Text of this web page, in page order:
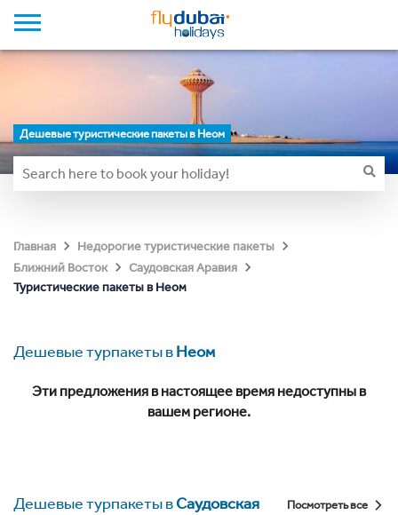
Дешевые туристические пакеты в Неом
Главная
Недорогие туристические пакеты
Ближний Восток
Саудовская Аравия
Туристические пакеты в Неом
Дешевые турпакеты вНеом
Эти предложения в настоящее время недоступны в
вашем регионе.
Дешевые турпакеты вСаудовская
Посмотреть все